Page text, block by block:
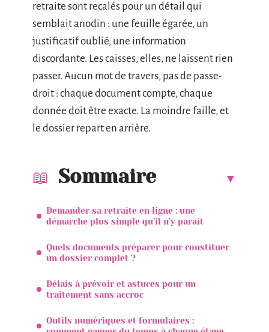
retraite sont recalés pour un détail qui
semblait anodin : une feuille égarée, un
justificatif oublié, une information
discordante. Les caisses, elles, ne laissent rien
passer. Aucun mot de travers, pas de passe-
droit : chaque document compte, chaque
donnée doit être exacte. La moindre faille, et
le dossier repart en arrière.
Sommaire
Demander sa retraite en ligne : une
démarche plus simple qu’il n’y paraît
Quels documents préparer pour constituer
un dossier complet ?
Délais à prévoir et astuces pour un
traitement sans accroc
Outils numériques et formulaires :